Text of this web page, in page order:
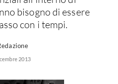
Giardinaggio
Piante
bisogno di essere
con i tempi.
2013